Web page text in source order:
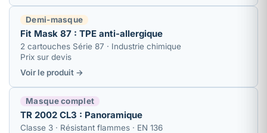
Demi-masque
Fit Mask 87 : TPE anti-allergique
2 cartouches Série 87 · Industrie chimique
Prix sur devis
Voir le produit →
Masque complet
TR 2002 CL3 : Panoramique
Classe 3 · Résistant flammes · EN 136